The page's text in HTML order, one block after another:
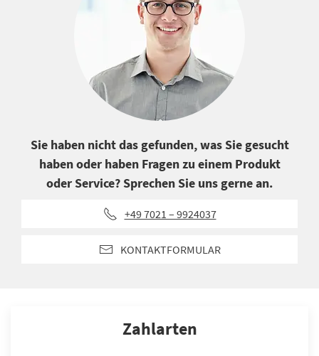
Sie haben nicht das gefunden, was Sie gesucht
haben oder haben Fragen zu einem Produkt
oder Service? Sprechen Sie uns gerne an.
+49 7021 – 9924037
KONTAKTFORMULAR
Zahlarten